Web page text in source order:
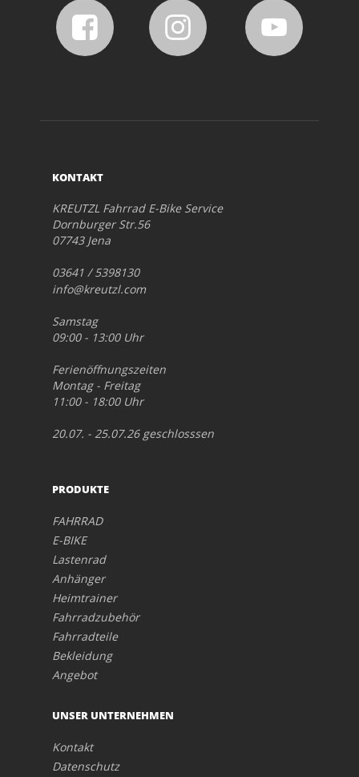
KONTAKT
KREUTZL Fahrrad E-Bike Service
Dornburger Str.56
07743 Jena
03641 / 5398130
info@kreutzl.com
Samstag
09:00 - 13:00 Uhr
Ferienöffnungszeiten
Montag - Freitag
11:00 - 18:00 Uhr
20.07. - 25.07.26 geschlosssen
PRODUKTE
FAHRRAD
E-BIKE
Lastenrad
Anhänger
Heimtrainer
Fahrradzubehör
Fahrradteile
Bekleidung
Angebot
UNSER UNTERNEHMEN
Kontakt
Datenschutz